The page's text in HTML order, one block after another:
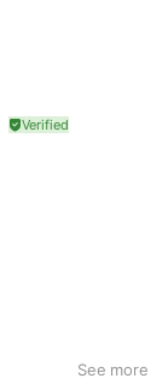
See more